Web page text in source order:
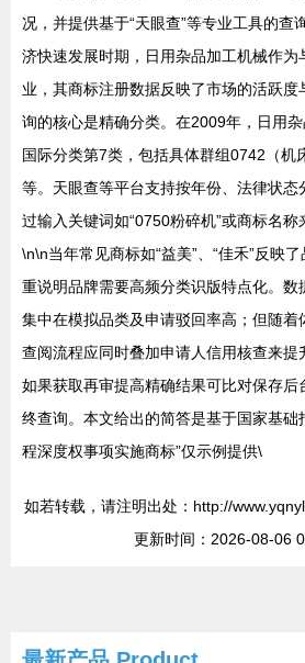
况，并提供基于“天眼查”等专业工具的查
济快速发展时期，日用杂品加工机械作
业，其商标注册数据反映了市场的活跃
询的核心是精确分类。在2009年，日用
国际分类第7类，包括具体群组0742（机
等。天眼查等平台支持按年份、法律状态
过输入关键词如“0750粉碎机”或商标名称
\n\n当年常见商标如“益美”、“佳禾”反映
重说明品牌需要高频分类识版特点化。
集中在模拟品类及申请驳回率高；但随
查阅流程应同时叠加申请人信用核查来提
如果获取再审提高精确结果可比对保存
终查询。本文给出的简答是基于国家基
程深度权事项实施商标”仅示例提供\
如若转载，请注明出处：http://
更新时间：2026-08-06